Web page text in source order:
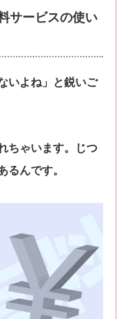
サービスの使い
いよね」と鋭いご
ちゃいます。じつ
るんです。